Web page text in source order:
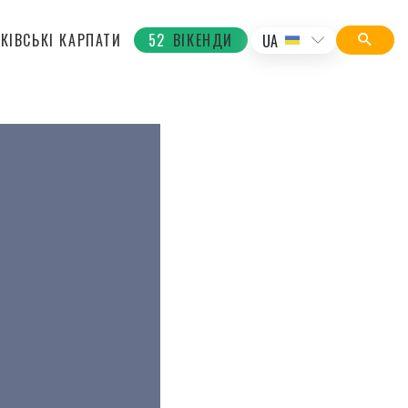
КАРПАТИ 52 ВІКЕНДИ UA